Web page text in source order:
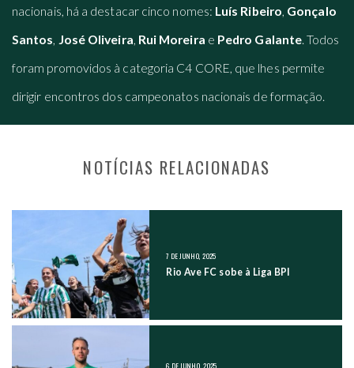
nacionais, há a destacar cinco nomes: Luís Ribeiro, Gonçalo
Santos, José Oliveira, Rui Moreira e Pedro Galante. Todos
foram promovidos à categoria C4 CORE, que lhes permite
dirigir encontros dos campeonatos nacionais de formação.
NOTÍCIAS RELACIONADAS
NAVEGAÇÃO NOS POSTS
7 DE JUNHO, 2025
Rio Ave FC sobe à Liga BPI
6 DE JUNHO, 2025